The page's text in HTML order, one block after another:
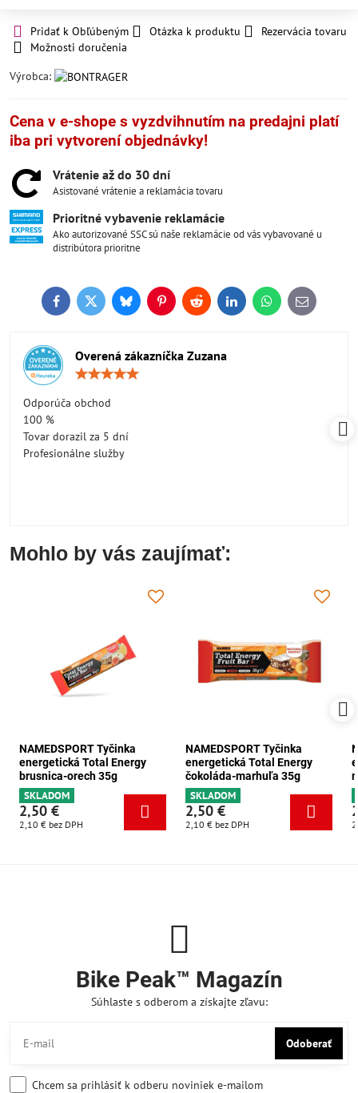
Pridať k Obľúbeným Otázka k produktu
Rezervácia tovaru
Možnosti doručenia
Výrobca:
Cena v e-shope s vyzdvihnutím na predajni platí
iba pri vytvorení objednávky!
Vrátenie až do 30 dní
Asistované vrátenie a reklamácia tovaru
Prioritné vybavenie reklamácie
Ako autorizované SSC sú naše reklamácie od vás vybavované u
distribútora prioritne
FacebookTwitterBlueskyPinterestReddit LinkedInWhatsApp
E-
mail
Overená zákazníčka Zuzana
Odporúča obchod
100 %
Tovar dorazil za 5 dní
Profesionálne služby
Mohlo by vás zaujímať:
NAMEDSPORT Tyčinka
energetická Total Energy
brusnica-orech 35g
SKLADOM
2,50 €
2,10 € bez DPH
NAMEDSPORT Tyčinka
energetická Total Energy
čokoláda-marhuľa 35g
SKLADOM
2,50 €
2,10 € bez DPH
Bike Peak™ Magazín
Súhlaste s odberom a získajte zľavu:
Odoberať
Chcem sa prihlásiť k odberu noviniek e-mailom